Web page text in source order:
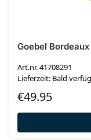
Goebel
Art.nr. 41708291
Lieferzeit: Bald
€49.95